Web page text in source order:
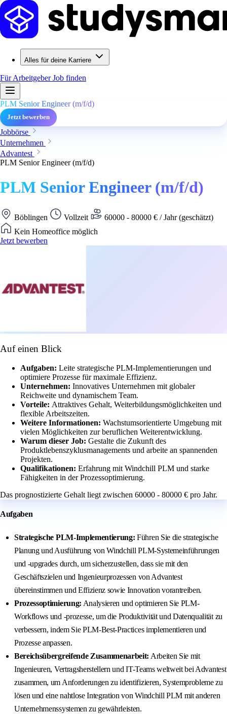
Alles für deine Karriere
Für ArbeitgeberJob finden
PLM Senior Engineer (m/f/d)
Jetzt bewerben
Jobbörse
Unternehmen
Advantest
PLM Senior Engineer (m/f/d)
PLM Senior Engineer (m/f/d)
Böblingen Vollzeit
60000 - 80000 € / Jahr (geschätzt)
Kein Homeoffice möglich
Jetzt bewerben
Auf einen Blick
Aufgaben: Leite strategische PLM-Implementierungen und
optimiere Prozesse für maximale Effizienz.
Unternehmen: Innovatives Unternehmen mit globaler
Reichweite und dynamischem Team.
Vorteile: Attraktives Gehalt, Weiterbildungsmöglichkeiten und
flexible Arbeitszeiten.
Weitere Informationen: Wachstumsorientierte Umgebung mit
vielen Möglichkeiten zur beruflichen Weiterentwicklung.
Warum dieser Job: Gestalte die Zukunft des
Produktlebenszyklusmanagements und arbeite an spannenden
Projekten.
Qualifikationen: Erfahrung mit Windchill PLM und starke
Fähigkeiten in der Prozessoptimierung.
Das prognostizierte Gehalt liegt zwischen 60000 - 80000 € pro Jahr.
Aufgaben
Strategische PLM-Implementierung: Führen Sie die strategische
Planung und Ausführung von Windchill PLM-Systemeinführungen
und -upgrades durch, um sicherzustellen, dass sie mit den
Geschäftszielen und Ingenieurprozessen von Advantest
übereinstimmen und Effizienz sowie Innovation vorantreiben.
Prozessoptimierung: Analysieren und optimieren Sie PLM-
Workflows und -prozesse, um die Produktivität und Datenqualität zu
verbessern, indem Sie PLM-Best-Practices implementieren und
Prozesse anpassen.
Bereichsübergreifende Zusammenarbeit: Arbeiten Sie mit
Ingenieuren, Vertragsherstellern und IT-Teams weltweit bei Advantest
zusammen, um Anforderungen zu identifizieren, Systemprobleme zu
lösen und eine nahtlose Integration von Windchill PLM mit anderen
Unternehmenssystemen zu gewährleisten.